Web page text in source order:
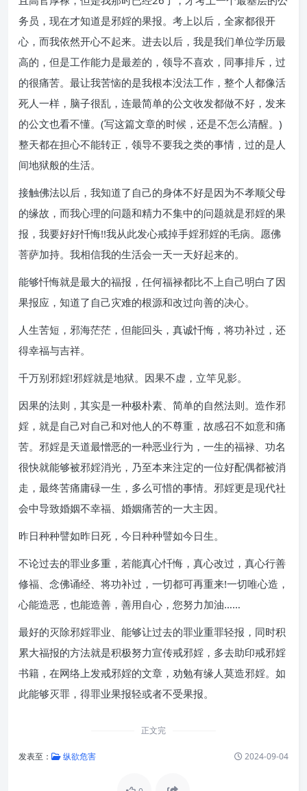
务员，现在才知道是邪婬的果报。考上以后，全家都很开
心，而我依然开心不起来。进去以后，我是我们单位学历最
高的，但是工作能力是最差的，领导不喜欢，同事排斥，过
的很痛苦。最让我苦恼的是我根本没法工作，整个人都像活
死人一样，脑子很乱，连最简单的公文收发都做不好，发来
的公文也看不懂。(写这篇文章的时候，还是不怎么清醒。)
整天都在担心不能转正，领导不要我之类的事情，过的是人
间地狱般的生活。
接触佛法以后，我知道了自己的身体不好是因为不孝顺父母
的缘故，而我心理的问题和精力不集中的问题就是邪婬的果
报，我要好好忏悔!!我从此发心戒掉手婬邪婬的毛病。愿佛
菩萨加持。我相信我的生活会一天一天好起来的。
能够忏悔就是最大的福报，任何福禄都比不上自己明白了因
果报应，知道了自己灾难的根源和改过向善的决心。
人生苦短，邪海茫茫，但能回头，真诚忏悔，将功补过，还
得幸福与吉祥。
千万别邪婬!邪婬就是地狱。因果不虚，立竿见影。
因果的法则，其实是一种极朴素、简单的自然法则。造作邪
婬，就是自己对自己和对他人的不尊重，故感召不如意和痛
苦。邪婬是天道最憎恶的一种恶业行为，一生的福禄、功名
很快就能够被邪婬消光，乃至本来注定的一位好配偶都被消
走，最终苦痛庸碌一生，多么可惜的事情。邪婬更是现代社
会中导致婚姻不幸福、婚姻痛苦的一大主因。
昨日种种譬如昨日死，今日种种譬如今日生。
不论过去的罪业多重，若能真心忏悔，真心改过，真心行善
修福、念佛诵经、将功补过，一切都可再重来!一切唯心造，
心能造恶，也能造善，善用自心，您努力加油……
最好的灭除邪婬罪业、能够让过去的罪业重罪轻报，同时积
累大福报的方法就是积极努力宣传戒邪婬，多去助印戒邪婬
书籍，在网络上发戒邪婬的文章，劝勉有缘人莫造邪婬。如
此能够灭罪，得罪业果报轻或者不受果报。
正文完
发表至： 纵欲危害 2024-09-04